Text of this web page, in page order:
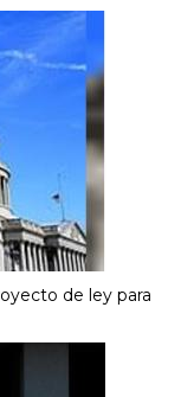
de ley para